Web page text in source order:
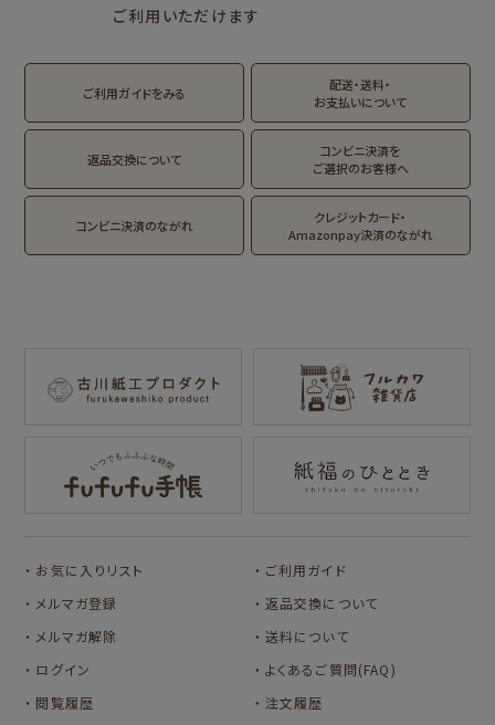
サンリオキャラクタ
MOGUMOGU
HAMTAROU
イジ
Lipton BEAR'S
TEA STAND
サンリオキャラクタ
ーズ
サンリオキャラクタ
ーズ
翠 sui の商品を見る 結々 yuiyui の商品を見る
ご利用いただけます
ご利用ガイドをみる
配送・送料・
お支払いについて
返品交換について
コンビニ決済を
ご選択のお客様へ
コンビニ決済のながれ
クレジットカード・
Amazonpay決済のながれ
お気に入りリスト
メルマガ登録
メルマガ解除
ログイン
ご利用ガイド
返品交換について
送料について
よくあるご質問(FAQ)
閲覧履歴
注文履歴